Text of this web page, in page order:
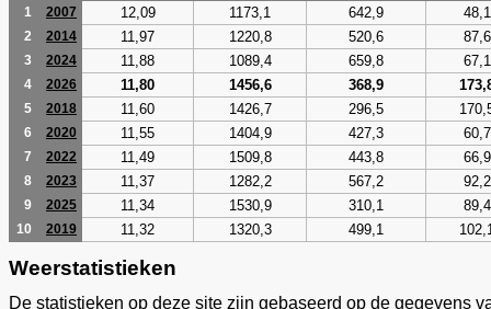
1
2007 12,09 1173,1 642,9 48,1
2 2014 11,97 1220,8 520,6 87,6
3 2024 11,88 1089,4 659,8 67,1
4 2026 11,80 1456,6 368,9
5 2018 11,60 1426,7 296,5
6 2020 11,55 1404,9 427,3 60,7
7 2022 11,49 1509,8 443,8 66,9
8 2023 11,37 1282,2 567,2 92,2
9 2025 11,34 1530,9 310,1 89,4
10 2019 11,32 1320,3 499,1
Weerstatistieken
De statistieken op deze site zijn gebaseerd op de gegevens